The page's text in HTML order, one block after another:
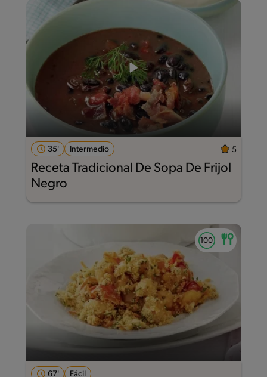
35' Intermedio 5
Receta Tradicional De Sopa De Frijol
Negro
67' Fácil